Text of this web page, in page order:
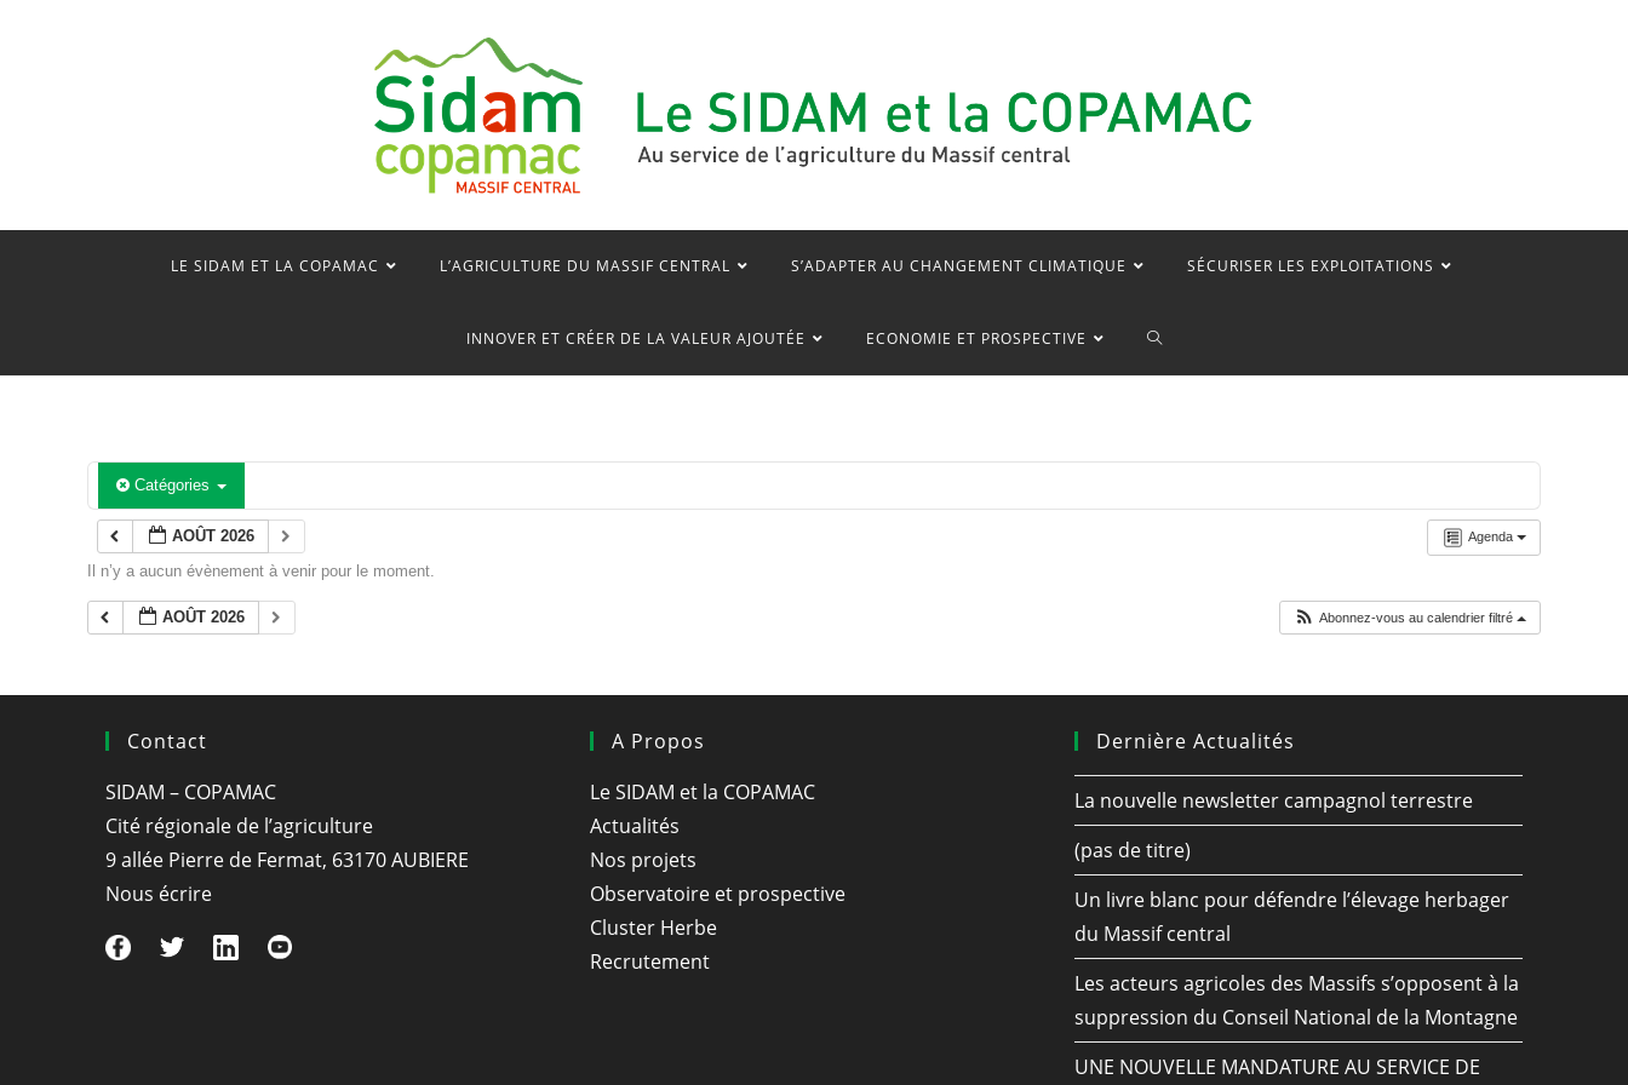
LE SIDAM ET LA COPAMAC L’AGRICULTURE DU MASSIF CENTRAL S’ADAPTER AU CHANGEMENT CLIMATIQUE SÉCURISER LES EXPLOITATIONS
INNOVER ET CRÉER DE LA VALEUR AJOUTÉE ECONOMIE ET PROSPECTIVE TOGGLE
Catégories
Agenda
AOÛT 2026
Il n’y a aucun évènement à venir pour le moment.
AOÛT 2026 Abonnez-vous au calendrier filtré
Contact
SIDAM – COPAMAC
Cité régionale de l’agriculture
9 allée Pierre de Fermat, 63170 AUBIERE
Nous écrire
A Propos
Le SIDAM et la COPAMAC
Actualités
Nos projets
Observatoire et prospective
Cluster Herbe
Recrutement
Dernière Actualités
La nouvelle newsletter campagnol terrestre
(pas de titre)
Un livre blanc pour défendre l’élevage herbager
du Massif central
Les acteurs agricoles des Massifs s’opposent à la
suppression du Conseil National de la Montagne
UNE NOUVELLE MANDATURE AU SERVICE DE